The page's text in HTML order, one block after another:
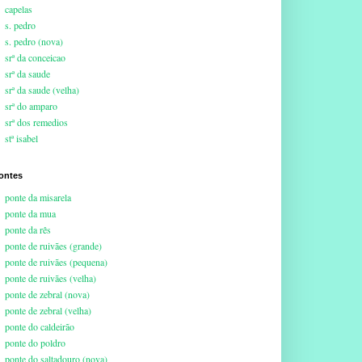
capelas
s. pedro
s. pedro (nova)
srª da conceicao
srª da saude
srª da saude (velha)
srª do amparo
srª dos remedios
stª isabel
ponte da misarela
ponte da mua
ponte da rês
ponte de ruivães (grande)
ponte de ruivães (pequena)
ponte de ruivães (velha)
ponte de zebral (nova)
ponte de zebral (velha)
ponte do caldeirão
ponte do poldro
ponte do saltadouro (nova)